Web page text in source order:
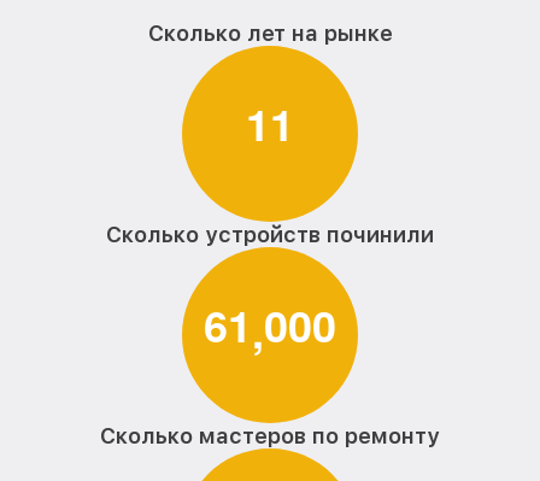
Сколько лет на рынке
11
Сколько устройств починили
61,000
Сколько мастеров по ремонту